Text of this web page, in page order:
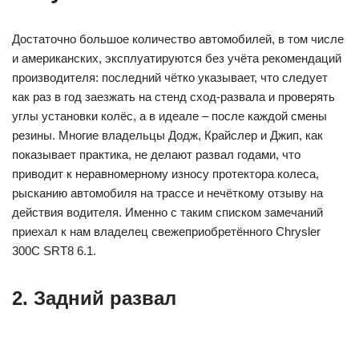
Достаточно большое количество автомобилей, в том числе
и американских, эксплуатируются без учёта рекомендаций
производителя: последний чётко указывает, что следует
как раз в год заезжать на стенд сход-развала и проверять
углы установки колёс, а в идеале – после каждой смены
резины. Многие владельцы Додж, Крайслер и Джип, как
показывает практика, не делают развал годами, что
приводит к неравномерному износу протектора колеса,
рысканию автомобиля на трассе и нечёткому отзыву на
действия водителя. Именно с таким списком замечаний
приехал к нам владелец свежеприобретённого Chrysler
300C SRT8 6.1.
2. Задний развал